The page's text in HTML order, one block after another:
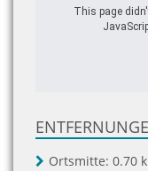
This page
Ortsmitte: 0.70